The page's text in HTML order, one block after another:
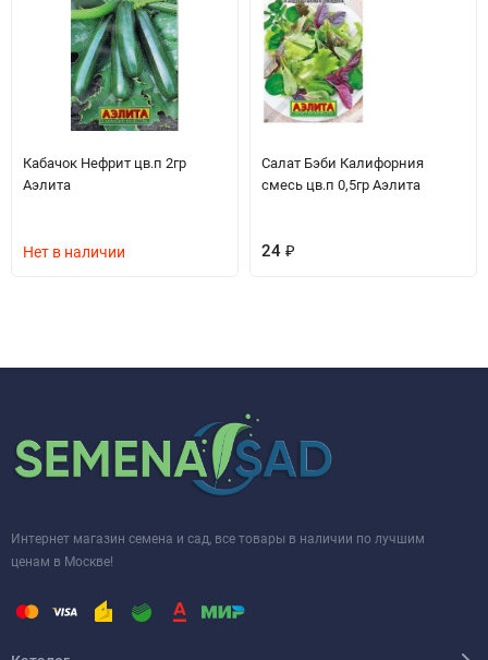
Кабачок Нефрит цв.п 2гр
Аэлита
Нет в наличии
Салат Бэби Калифорния
смесь цв.п 0,5гр Аэлита
24 ₽
Интернет магазин семена и сад, все товары в наличии по лучшим
ценам в Москве!